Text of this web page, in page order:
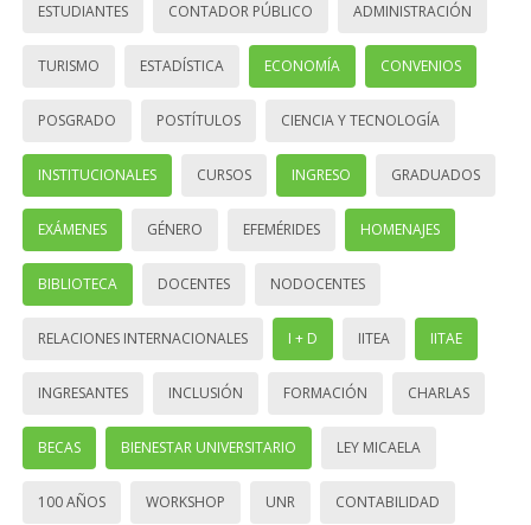
ESTUDIANTES CONTADOR PÚBLICO ADMINISTRACIÓN
TURISMO ESTADÍSTICA ECONOMÍA CONVENIOS
POSGRADO POSTÍTULOS CIENCIA Y TECNOLOGÍA
INSTITUCIONALES CURSOS INGRESO GRADUADOS
EXÁMENES GÉNERO EFEMÉRIDES HOMENAJES
BIBLIOTECA DOCENTES NODOCENTES
RELACIONES INTERNACIONALES I + D IITEA IITAE
INGRESANTES INCLUSIÓN FORMACIÓN CHARLAS
BECAS BIENESTAR UNIVERSITARIO LEY MICAELA
100 AÑOS WORKSHOP UNR CONTABILIDAD